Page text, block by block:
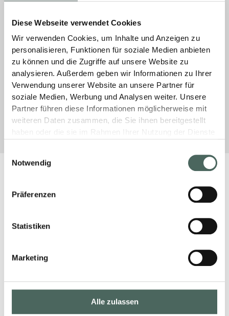
Diese Webseite verwendet Cookies
Wir verwenden Cookies, um Inhalte und Anzeigen zu
personalisieren, Funktionen für soziale Medien anbieten
zu können und die Zugriffe auf unsere Website zu
analysieren. Außerdem geben wir Informationen zu Ihrer
Verwendung unserer Website an unsere Partner für
soziale Medien, Werbung und Analysen weiter. Unsere
Partner führen diese Informationen möglicherweise mit
weiteren Daten zusammen, die Sie ihnen bereitgestellt
haben oder die sie im Rahmen Ihrer Nutzung der Dienste
Notwendig
Präferenzen
Statistiken
Marketing
Alle zulassen
Verlässlichkeit und Partnerschaft auf
Jubiläum war für uns der richtige Moment,
einen großen Schritt nach vorn zu gehen.
MEHR »
28. Januar 2026 Keine Kommentare